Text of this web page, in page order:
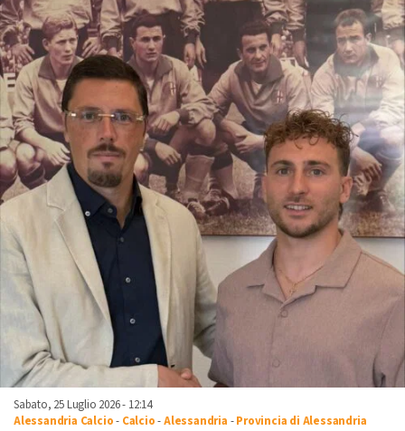
Sabato, 25 Luglio 2026 - 12:14
Alessandria Calcio- Calcio-Alessandria -Provincia di Alessandria